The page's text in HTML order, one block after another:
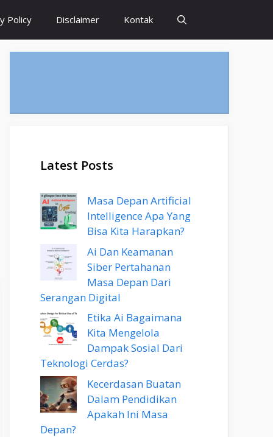
Policy Disclaimer Kontak
Latest Posts
Masa Depan Artificial
Intelligence Apa Yang
Bisa Kita Harapkan?
Ai Dan Keamanan
Siber Pertahanan
Masa Depan Dari
Serangan Digital
Etika Ai Bagaimana
Kita Mengelola
Dampak Sosial Dari
Teknologi Cerdas?
Kecerdasan Buatan
Dalam Pendidikan
Apakah Ini Masa
Depan?